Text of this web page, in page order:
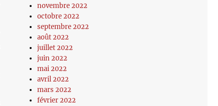
novembre 2022
octobre 2022
septembre 2022
août 2022
juillet 2022
juin 2022
mai 2022
avril 2022
mars 2022
février 2022